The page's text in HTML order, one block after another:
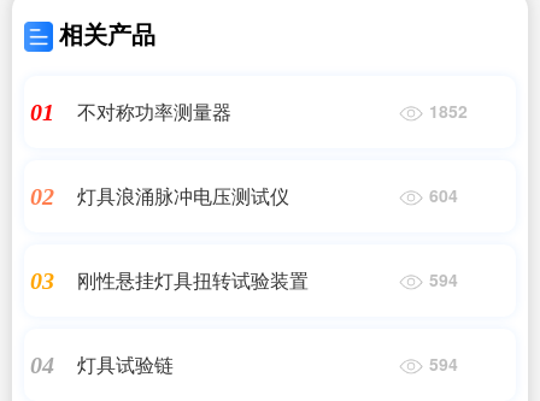
相关产品
01 不对称功率测量器 1852
02 灯具浪涌脉冲电压测试仪 604
03 刚性悬挂灯具扭转试验装置 594
04 灯具试验链 594